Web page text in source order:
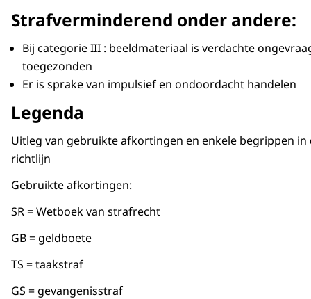
Strafverminderend onder andere:
Bij categorie III : beeldmateriaal is verdachte
toegezonden
Er is sprake van impulsief en ondoordacht handelen
Legenda
Uitleg van gebruikte afkortingen en enkele begrippen in
richtlijn
Gebruikte afkortingen:
SR = Wetboek van strafrecht
GB = geldboete
TS = taakstraf
GS = gevangenisstraf